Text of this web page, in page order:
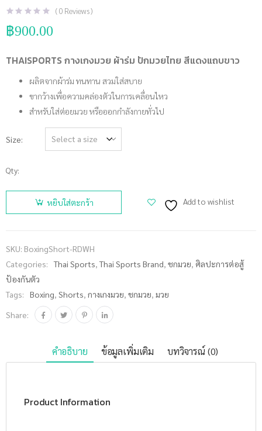
(0 Reviews )
฿900.00
THAISPORTS กางเกงมวย ผ้าร่ม ปักมวยไทย สีแดงแถบขาว
ผลิตจากผ้าร่ม ทนทาน สวมใส่สบาย
ขากว้างเพื่อความคล่องตัวในการเคลื่อนไหว
สำหรับใส่ต่อยมวย หรือออกกำลังกายทั่วไป
Size
Qty:
จำนวน
THAISPORTS
กางเกงมวย
แดงแถบ
ขาว ชิ้น
หยิบใส่ตะกร้า Add to wishlist
SKU: BoxingShort-RDWH
Categories:
Thai Sports,Thai Sports Brand, ชกมวย, ศิลปะการต่อสู้
ป้องกันตัว
Tags:
Boxing, Shorts, กางเกงมวย, ชกมวย, มวย
Share:
คำอธิบาย ข้อมูลเพิ่มเติม บทวิจารณ์ (0)
Product Information